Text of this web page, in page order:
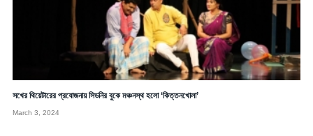
সখের থিয়েটারের প্রযোজনায় সিডনির বুকে মঞ্চনস্থ হলো ‘কিত্তনখোলা’
March 3, 2024